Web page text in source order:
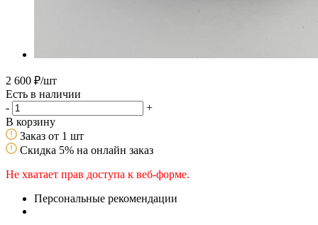
2 600 ₽/шт
Есть в наличии
-
+
В корзину
Заказ от 1 шт
Скидка 5% на онлайн заказ
Не хватает прав доступа к веб-форме.
Персональные рекомендации